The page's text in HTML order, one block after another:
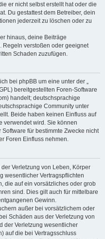
er nicht selbst erstellt hat oder die
Du gestattest dem Betreiber, dein
jederzeit zu löschen oder zu
hinaus, deine Beiträge
Regeln verstoßen oder geeignet
Schaden zuzufügen.
bei phpBB um eine unter der „
bereitgestellten Foren-Software
handelt; deutschsprachige
Community unter
Beide haben keinen Einfluss auf
verwendet wird. Sie können
für bestimmte Zwecke nicht
Foren Einfluss nehmen.
Verletzung von Leben, Körper
wesentlicher Vertragspflichten
die auf ein vorsätzliches oder grob
sind. Dies gilt auch für mittelbare
Gewinn.
außer bei vorsätzlichem oder
Schäden aus der Verletzung von
der Verletzung wesentlicher
auf die bei Vertragsschluss